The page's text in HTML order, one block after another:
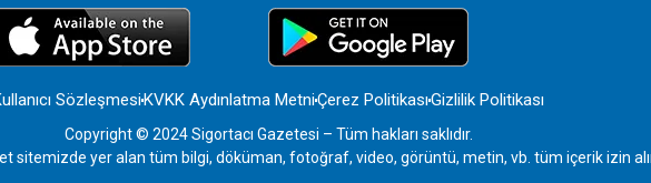
SözleşmesiKVKK Aydınlatma MetniÇerez PolitikasıGizlilik Politikası
Copyright © 2024 Sigortacı Gazetesi – Tüm hakları saklıdır.
yer alan tüm bilgi, döküman, fotoğraf, video, görüntü, metin, vb. tüm içerik izin